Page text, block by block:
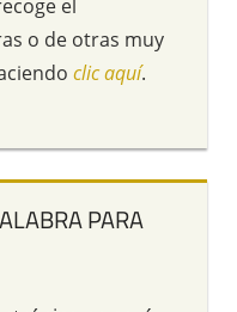
el
o de otras muy
clic aquí.
PARA